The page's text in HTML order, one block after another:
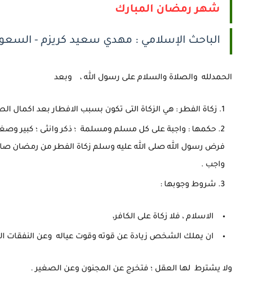
شهر رمضان المبارك
الباحث الإسلامي : مهدي سعيد كريزم -
الحمدلله والصلاة والسلام على رسول الله ، وبعد
زكاة الفطر : هي الزكاة التى تكون بسبب الافطار بعد اكمال
حكمها : واجبة على كل مسلم ومسلمة ؛ ذكر وانثى ؛ كبير
فرض رسول الله صلى الله عليه وسلم زكاة الفطر من
واجب .
شروط وجوبها :
الاسلام ، فلا زكاة على الكافر،
ان يملك الشخص زيادة عن قوته وقوت عياله وعن النفقات
ولا يشترط لها العقل ؛ فتخرج عن المجنون وعن الصغير .